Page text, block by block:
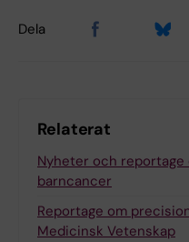
Dela
Relaterat
Nyheter och reportage
barncancer
Reportage om
Medicinsk Vetenskap